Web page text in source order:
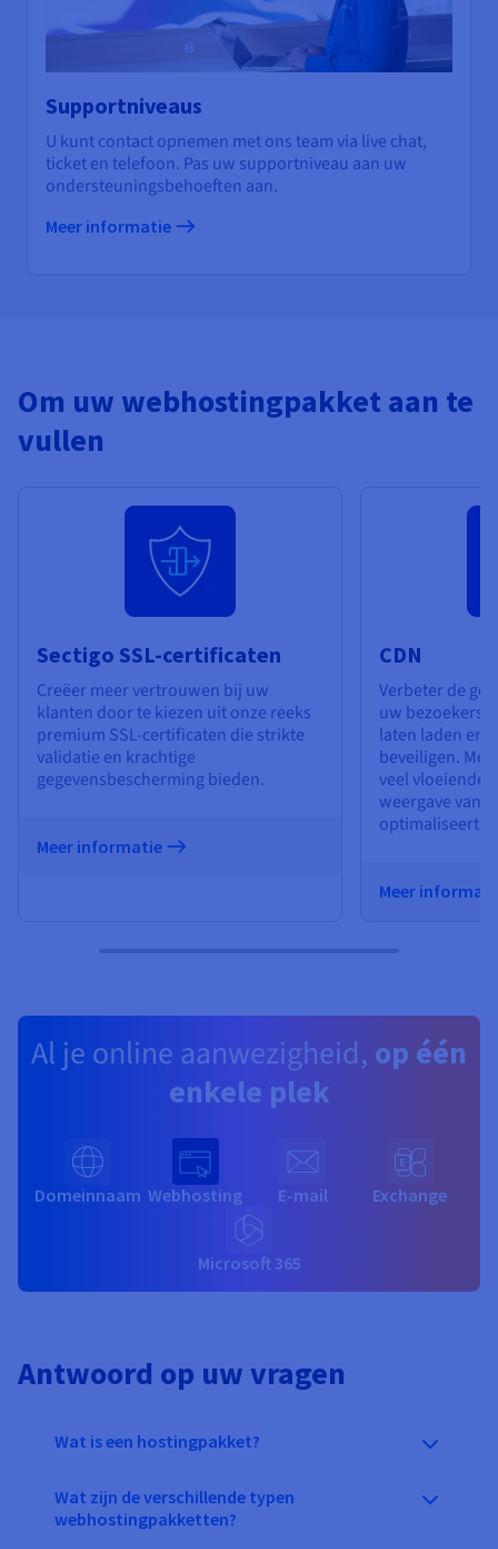
Supportniveaus
U kunt contact opnemen met ons team via live chat,
ticket en telefoon. Pas uw supportniveau aan uw
ondersteuningsbehoeften aan.
Meer informatie
Om uw webhostingpakket aan te
vullen
Sectigo SSL-certificaten
Creëer meer vertrouwen bij uw
klanten door te kiezen uit onze reeks
premium SSL-certificaten die strikte
validatie en krachtige
gegevensbescherming bieden.
Meer informatie
CDN
Verbeter de
uw bezoekers
laten laden en
beveiligen. Met
veel
weergave van
optimaliseert.
Meer
Al je online aanwezigheid, op één
enkele plek
Domeinnaam Webhosting E-mail Exchange
Microsoft 365
Antwoord op uw vragen
Wat is een hostingpakket?
Wat zijn de verschillende typen
webhostingpakketten?